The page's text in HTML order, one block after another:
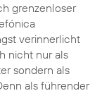
grenzenloser
verinnerlicht
nicht nur als
sondern als
als führender